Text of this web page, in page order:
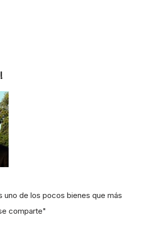
uno de los pocos bienes que más
comparte"